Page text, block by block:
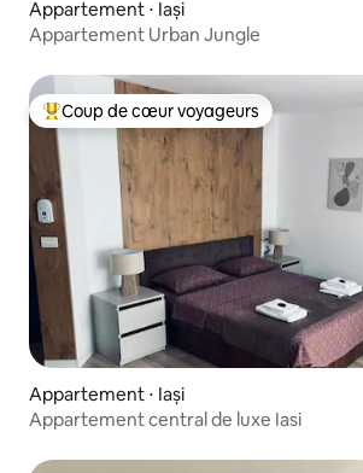
Appartement ⋅ Iași
Appartement Urban Jungle
Coups de cœur voyageurs les plus
Coup de cœur voyageurs
Appartement ⋅ Iași
Appartement central de luxe Iasi